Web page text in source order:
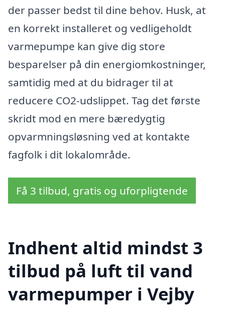
der passer bedst til dine behov. Husk, at
en korrekt installeret og vedligeholdt
varmepumpe kan give dig store
besparelser på din energiomkostninger,
samtidig med at du bidrager til at
reducere CO2-udslippet. Tag det første
skridt mod en mere bæredygtig
opvarmningsløsning ved at kontakte
fagfolk i dit lokalområde.
Få 3 tilbud, gratis og uforpligtende
Indhent altid mindst 3
tilbud på luft til vand
varmepumper i Vejby